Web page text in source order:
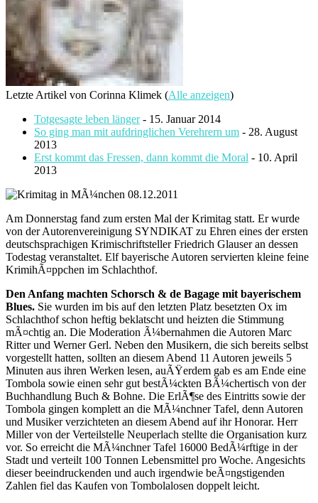
Letzte Artikel von Corinna Klimek (Alle anzeigen)
Totgesagte leben länger- 15. Januar 2014
So ging man mit aufdringlichen Verehrern um - 28. August
2013
Erst kommt das Fressen, dann kommt die Moral - 10. April
2013
Am Donnerstag fand zum ersten Mal der Krimitag statt. Er wurde
von der Autorenvereinigung SYNDIKAT zu Ehren eines der ersten
deutschsprachigen Krimischriftsteller Friedrich Glauser an dessen
Todestag veranstaltet. Elf bayerische Autoren servierten kleine feine
KrimihÃ¤ppchen im Schlachthof.
Den Anfang machten Schorsch & de Bagage mit bayerischem
Blues. Sie wurden im bis auf den letzten Platz besetzten Ox im
Schlachthof schon heftig beklatscht und heizten die Stimmung
mÃ¤chtig an. Die Moderation Ã¼bernahmen die Autoren Marc
Ritter und Werner Gerl. Neben den Musikern, die sich bereits selbst
vorgestellt hatten, sollten an diesem Abend 11 Autoren jeweils 5
Minuten aus ihren Werken lesen, auÃŸerdem gab es am Ende eine
Tombola sowie einen sehr gut bestÃ¼ckten BÃ¼chertisch von der
Buchhandlung Buch & Bohne. Die ErlÃ¶se des Eintritts sowie der
Tombola gingen komplett an die MÃ¼nchner Tafel, denn Autoren
und Musiker verzichteten an diesem Abend auf ihr Honorar. Herr
Miller von der Verteilstelle Neuperlach stellte die Organisation kurz
vor. So erreicht die MÃ¼nchner Tafel 16000 BedÃ¼rftige in der
Stadt und verteilt 100 Tonnen Lebensmittel pro Woche. Angesichts
dieser beeindruckenden und auch irgendwie beÃ¤ngstigenden
Zahlen fiel das Kaufen von Tombolalosen doppelt leicht.